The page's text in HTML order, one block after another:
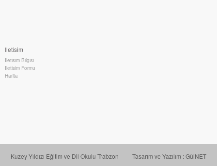
Iletisim
Iletisim Bilgisi
Iletisim Formu
Harita
Tasarım ve Yazılım : GülNET
Kuzey Yıldızı Eğitim ve Dil Okulu Trabzon